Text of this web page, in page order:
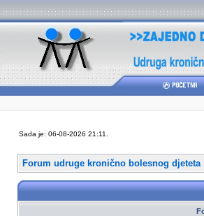
Sada je: 06-08-2026 21:11.
Forum udruge kronično bolesnog djeteta